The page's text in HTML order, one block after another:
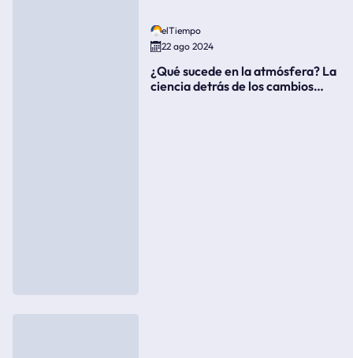
elTiempo
22 ago 2024
¿Qué sucede en la atmósfera? La
ciencia detrás de los cambios